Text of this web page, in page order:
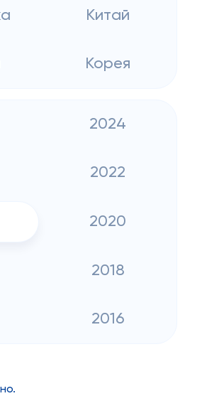
Китай
Корея
2024
2022
2020
2018
2016